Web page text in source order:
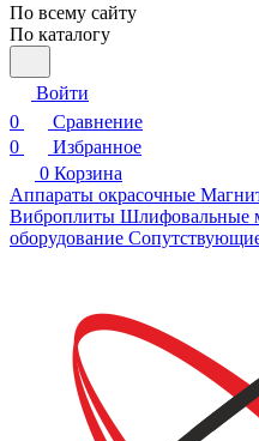
По всему сайту
По каталогу
Войти
0
Сравнение
0
Избранное
0 Корзина
Аппараты окрасочные
Виброплиты Шлифовальные
оборудование